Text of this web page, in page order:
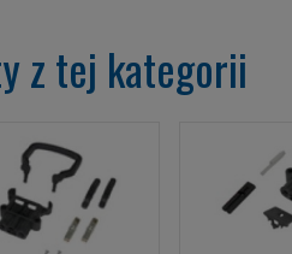
z tej kategorii